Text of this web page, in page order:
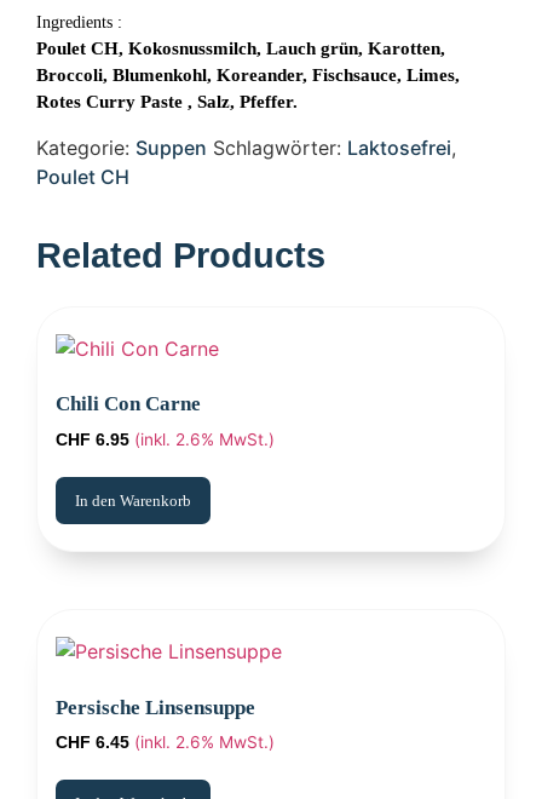
Ingredients :
Poulet CH, Kokosnussmilch, Lauch grün, Karotten,
Broccoli, Blumenkohl, Koreander, Fischsauce, Limes,
Rotes Curry Paste , Salz, Pfeffer.
Kategorie: Suppen Schlagwörter: Laktosefrei,
Poulet CH
Chili Con Carne
CHF 6.95 (inkl. 2.6% MwSt.)
In den Warenkorb
Persische Linsensuppe
CHF 6.45 (inkl. 2.6% MwSt.)